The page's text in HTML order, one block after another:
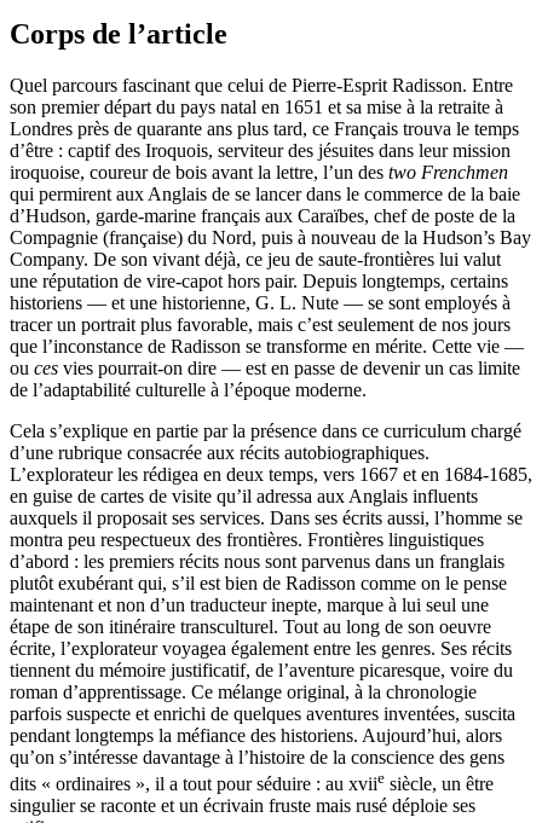
Corps de l’article
Quel parcours fascinant que celui de Pierre-Esprit Radisson. Entre
son premier départ du pays natal en 1651 et sa mise à la retraite à
Londres près de quarante ans plus tard, ce Français trouva le temps
d’être : captif des Iroquois, serviteur des jésuites dans leur mission
iroquoise, coureur de bois avant la lettre, l’un des two Frenchmen
qui permirent aux Anglais de se lancer dans le commerce de la baie
d’Hudson, garde-marine français aux Caraïbes, chef de poste de la
Compagnie (française) du Nord, puis à nouveau de la Hudson’s Bay
Company. De son vivant déjà, ce jeu de saute-frontières lui valut
une réputation de vire-capot hors pair. Depuis longtemps, certains
historiens — et une historienne, G. L. Nute — se sont employés à
tracer un portrait plus favorable, mais c’est seulement de nos jours
que l’inconstance de Radisson se transforme en mérite. Cette vie —
ou ces vies pourrait-on dire — est en passe de devenir un cas limite
de l’adaptabilité culturelle à l’époque moderne.
Cela s’explique en partie par la présence dans ce curriculum chargé
d’une rubrique consacrée aux récits autobiographiques.
L’explorateur les rédigea en deux temps, vers 1667 et en 1684-1685,
en guise de cartes de visite qu’il adressa aux Anglais influents
auxquels il proposait ses services. Dans ses écrits aussi, l’homme se
montra peu respectueux des frontières. Frontières linguistiques
d’abord : les premiers récits nous sont parvenus dans un franglais
plutôt exubérant qui, s’il est bien de Radisson comme on le pense
maintenant et non d’un traducteur inepte, marque à lui seul une
étape de son itinéraire transculturel. Tout au long de son oeuvre
écrite, l’explorateur voyagea également entre les genres. Ses récits
tiennent du mémoire justificatif, de l’aventure picaresque, voire du
roman d’apprentissage. Ce mélange original, à la chronologie
parfois suspecte et enrichi de quelques aventures inventées, suscita
pendant longtemps la méfiance des historiens. Aujourd’hui, alors
qu’on s’intéresse davantage à l’histoire de la conscience des gens
dits « ordinaires », il a tout pour séduire : au xviie siècle, un être
singulier se raconte et un écrivain fruste mais rusé déploie ses